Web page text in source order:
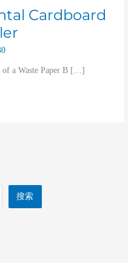
Cardboard
a Waste Paper B […]
搜索